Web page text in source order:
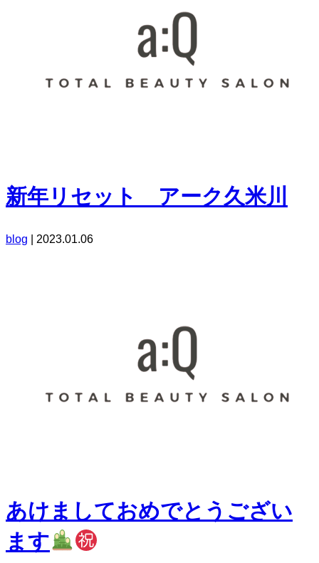
新年リセット アーク久米川
blog 2023.01.06
あけましておめでとうござい
ます